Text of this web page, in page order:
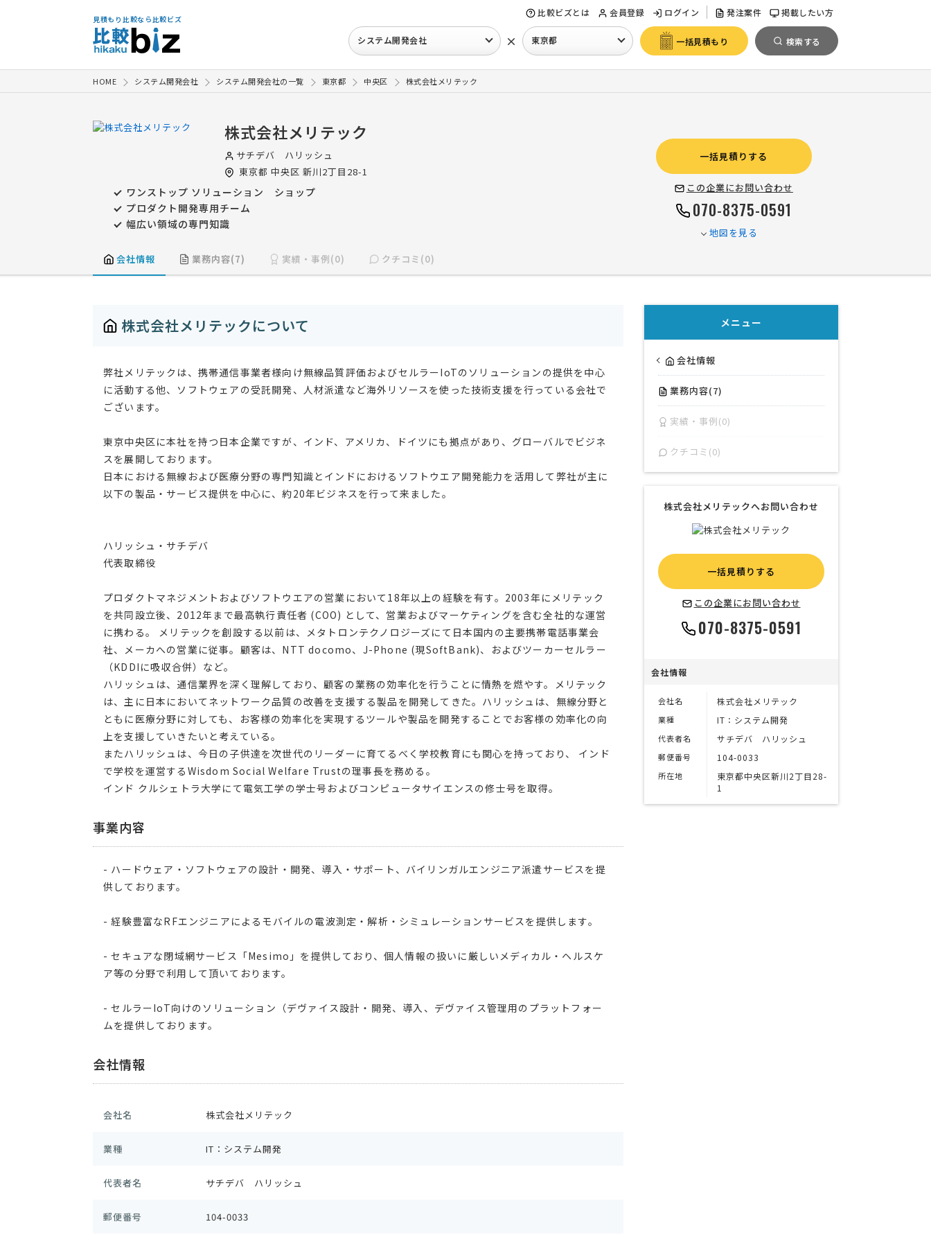
見積もり比較なら比較ビズ
比較ビズとは 会員登録 ログイン 発注案件 掲載したい方
システム開発会社 × 東京都 一括見積もり 検索する
HOME システム開発会社 システム開発会社の一覧 東京都 中央区 株式会社メリテック
株式会社メリテック
サチデバ ハリッシュ
東京都 中央区 新川2丁目28-1
ワンストップ ソリューション ショップ
プロダクト開発専用チーム
幅広い領域の専門知識
一括見積りする
この企業にお問い合わせ
070-8375-0591
地図を見る
会社情報
業務内容(7) 実績・事例(0) クチコミ(0)
株式会社メリテックについて
弊社メリテックは、携帯通信事業者様向け無線品質評価およびセルラーIoTのソリューションの提供を中心
に活動する他、ソフトウェアの受託開発、人材派遣など海外リソースを使った技術支援を行っている会社で
ございます。
東京中央区に本社を持つ日本企業ですが、インド、アメリカ、ドイツにも拠点があり、グローバルでビジネ
スを展開しております。
日本における無線および医療分野の専門知識とインドにおけるソフトウエア開発能力を活用して弊社が主に
以下の製品・サービス提供を中心に、約20年ビジネスを行って来ました。
ハリッシュ・サチデバ
代表取締役
プロダクトマネジメントおよびソフトウエアの営業において18年以上の経験を有す。2003年にメリテック
を共同設立後、2012年まで最高執行責任者 (COO) として、営業およびマーケティングを含む全社的な運営
に携わる。 メリテックを創設する以前は、メタトロンテクノロジーズにて日本国内の主要携帯電話事業会
社、メーカへの営業に従事。顧客は、NTT docomo、J-Phone (現SoftBank)、およびツーカーセルラー
（KDDIに吸収合併）など。
ハリッシュは、通信業界を深く理解しており、顧客の業務の効率化を行うことに情熱を燃やす。メリテック
は、主に日本においてネットワーク品質の改善を支援する製品を開発してきた。ハリッシュは、無線分野と
ともに医療分野に対しても、お客様の効率化を実現するツールや製品を開発することでお客様の効率化の向
上を支援していきたいと考えている。
またハリッシュは、今日の子供達を次世代のリーダーに育てるべく学校教育にも関心を持っており、 インド
で学校を運営するWisdom Social Welfare Trustの理事長を務める。
インド クルシェトラ大学にて電気工学の学士号およびコンピュータサイエンスの修士号を取得。
事業内容
- ハードウェア・ソフトウェアの設計・開発、導入・サポート、バイリンガルエンジニア派遣サービスを提
供しております。
- 経験豊富なRFエンジニアによるモバイルの電波測定・解析・シミュレーションサービスを提供します。
- セキュアな閉域網サービス「Mesimo」を提供しており、個人情報の扱いに厳しいメディカル・ヘルスケ
ア等の分野で利用して頂いております。
- セルラーIoT向けのソリューション（デヴァイス設計・開発、導入、デヴァイス管理用のプラットフォー
ムを提供しております。
会社情報
会社名 株式会社メリテック
業種 IT：システム開発
代表者名 サチデバ ハリッシュ
郵便番号 104-0033
メニュー
会社情報
業務内容(7)
実績・事例(0)
クチコミ(0)
株式会社メリテックへお問い合わせ
一括見積りする
この企業にお問い合わせ
070-8375-0591
会社情報
会社名 株式会社メリテック
業種 IT：システム開発
代表者名 サチデバ ハリッシュ
郵便番号 104-0033
所在地
東京都中央区新川2丁目28-
1